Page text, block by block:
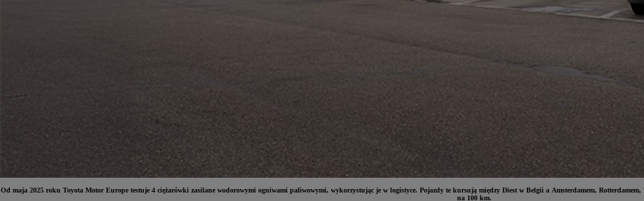
Od maja 2025 roku Toyota Motor Europe testuje 4 ciężarówki zasilane wodorowymi ogniwami paliwowymi, wykorzystując je w logistyce. Pojazdy te kursują między Diest w Belgii a Amsterdamem,
na 100 km.